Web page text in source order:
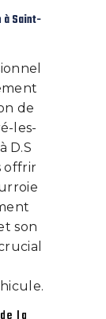
à Saint-
de
les-
D.S
offrir
son